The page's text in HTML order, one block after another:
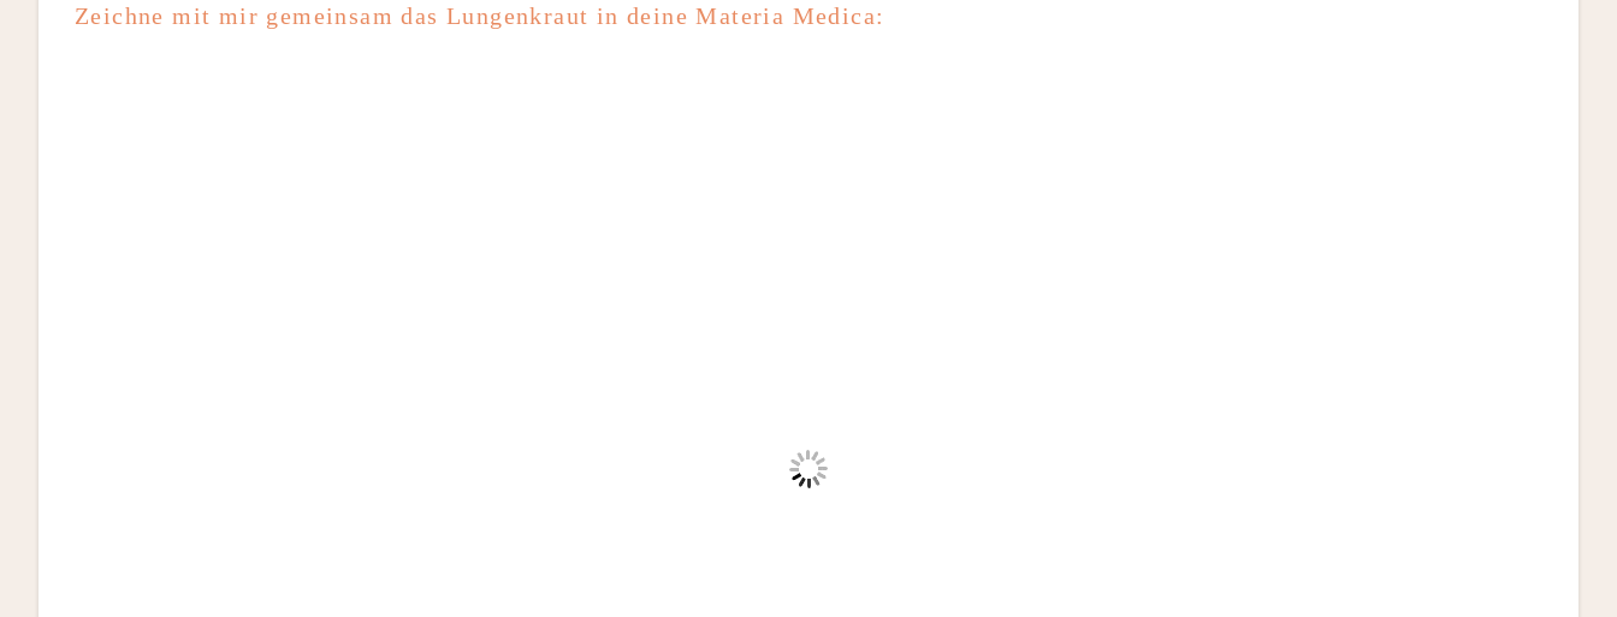
Zeichne mit mir gemeinsam das Lungenkraut in deine Materia Medica: